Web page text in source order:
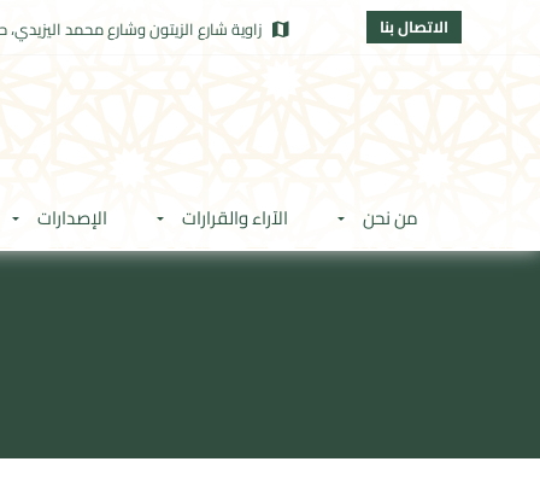
الاتصال بنا زاوية شارع الزيتون وشارع محمد اليزيدي،
من نحن الآراء والقرارات الإصدارات